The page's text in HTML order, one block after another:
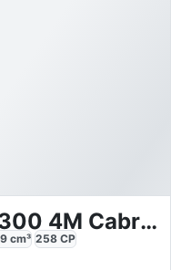
Mercedes-Benz CLE 300 4M Cabrio AMG-Sport
cm³ 258 CP